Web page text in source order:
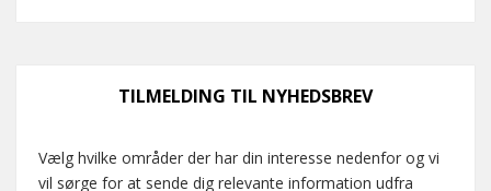
TILMELDING TIL NYHEDSBREV
Vælg hvilke områder der har din interesse nedenfor og vi
vil sørge for at sende dig relevante information udfra